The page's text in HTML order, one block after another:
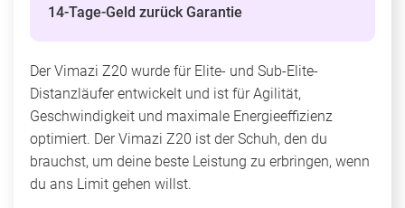
14-Tage-Geld zurück Garantie
Der Vimazi Z20 wurde für Elite- und Sub-Elite-
Distanzläufer entwickelt und ist für Agilität,
Geschwindigkeit und maximale Energieeffizienz
optimiert. Der Vimazi Z20 ist der Schuh, den du
brauchst, um deine beste Leistung zu erbringen, wenn
du ans Limit gehen willst.